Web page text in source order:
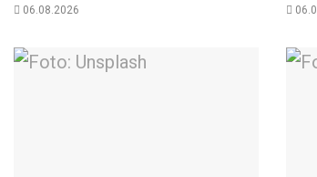
06.08.2026